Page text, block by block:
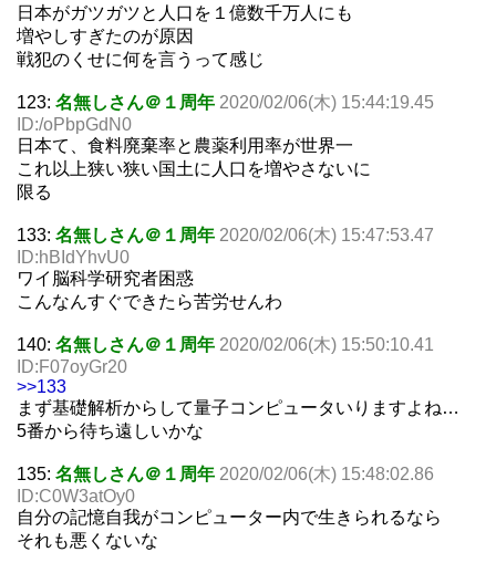
日本がガツガツと人口を１億数千万人にも
増やしすぎたのが原因
戦犯のくせに何を言うって感じ
123: 名無しさん＠１周年 2020/02/06(木) 15:44:19.45
ID:/oPbpGdN0
日本て、食料廃棄率と農薬利用率が世界一
これ以上狭い狭い国土に人口を増やさないに
限る
133: 名無しさん＠１周年 2020/02/06(木) 15:47:53.47
ID:hBIdYhvU0
ワイ脳科学研究者困惑
こんなんすぐできたら苦労せんわ
140: 名無しさん＠１周年 2020/02/06(木) 15:50:10.41
ID:F07oyGr20
>>133
まず基礎解析からして量子コンピュータいりますよね…
5番から待ち遠しいかな
135: 名無しさん＠１周年 2020/02/06(木) 15:48:02.86
ID:C0W3atOy0
自分の記憶自我がコンピューター内で生きられるなら
それも悪くないな